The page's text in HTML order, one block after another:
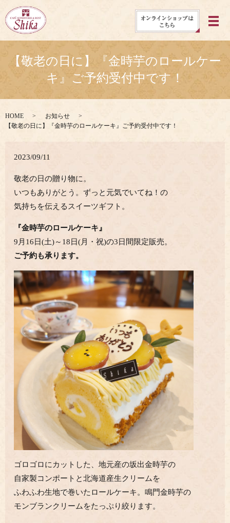
メ
【敬老の日に】『金時芋のロールケー
キ』ご予約受付中です！
HOME
お知らせ
【敬老の日に】『金時芋のロールケーキ』ご予約受付中です！
2023/09/11
敬老の日の贈り物に。
いつもありがとう。ずっと元気でいてね！の
気持ちを伝えるスイーツギフト。
『金時芋のロールケーキ』
9月16日(土)～18日(月・祝)の3日間限定販売。
ご予約も承ります。
ゴロゴロにカットした、地元産の坂出金時芋の
自家製コンポートと北海道産生クリームを
ふわふわ生地で巻いたロールケーキ。鳴門金時芋の
モンブランクリームをたっぷり絞ります。